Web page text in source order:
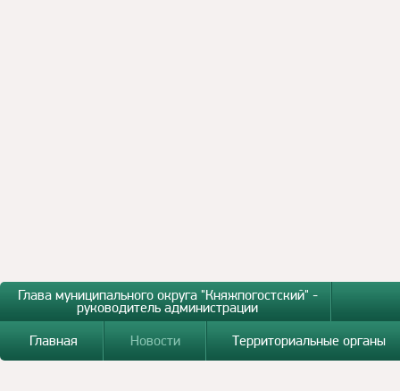
Глава муниципального округа "Княжпогостский" -
руководитель администрации
Главная
Новости Территориальные органы